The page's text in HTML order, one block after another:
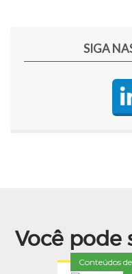
SIGA
Você pode
Conteúdos